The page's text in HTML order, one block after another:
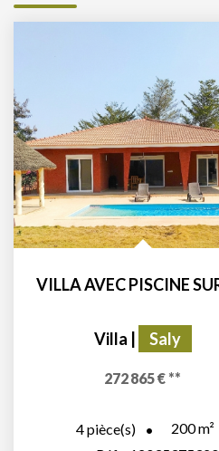
Villa Saly
272 865 € **
4pièce(s) 200m²